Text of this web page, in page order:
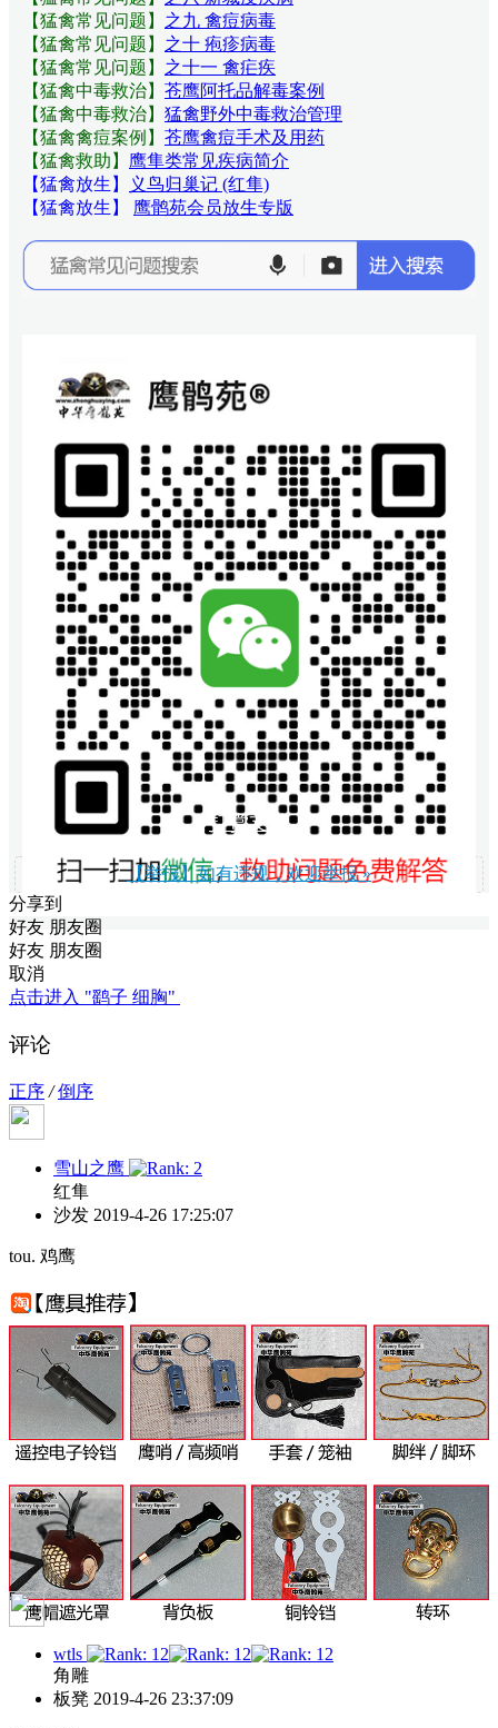
【猛禽常见问题 】 之九 禽痘病毒
【猛禽常见问题 】 之十 疱疹病毒
【猛禽常见问题 】 之十一 禽疟疾
【猛禽中毒救治】 苍鹰阿托品解毒案例
【猛禽中毒救治】 猛禽野外中毒救治管理
【猛禽禽痘案例】 苍鹰禽痘手术及用药
【猛禽救助】 鹰隼类常见疾病简介
【猛禽放生】
义鸟归巢记 (红隼)
【猛禽放生】
鹰鹘苑会员放生专版
打赏支持
【举报】如有违规，欢迎举报 »
分享到
好友 朋友圈
好友 朋友圈
取消
点击进入 "鹞子 细胸"
评论
正序 / 倒序
雪山之鹰
红隼
沙发 2019-4-26 17:25:07
tou. 鸡鹰
wtls
角雕
板凳 2019-4-26 23:37:09